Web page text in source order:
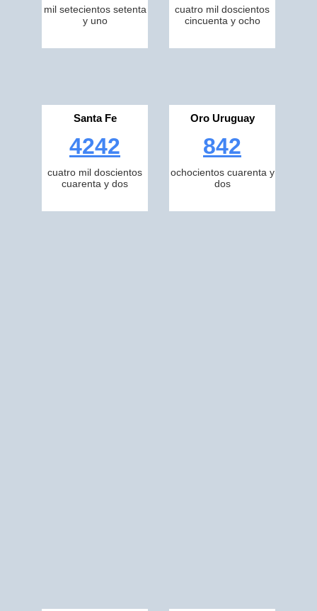
mil setecientos setenta
y uno
cuatro mil doscientos
cincuenta y ocho
Santa Fe
4242
cuatro mil doscientos
cuarenta y dos
Oro Uruguay
842
ochocientos cuarenta y
dos